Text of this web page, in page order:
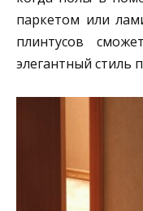
паркетом или
плинтусов
элегантный стиль